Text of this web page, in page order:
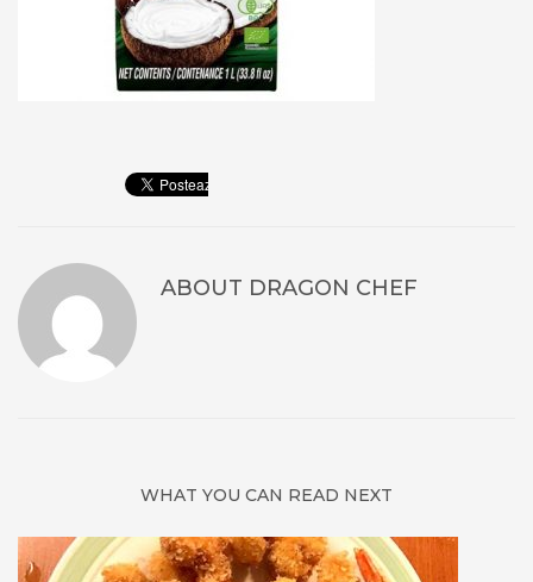
ABOUT DRAGON CHEF
WHAT YOU CAN READ NEXT